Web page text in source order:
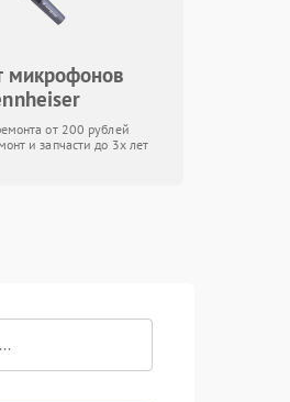
микрофонов
от 200 рублей
и запчасти до 3х лет